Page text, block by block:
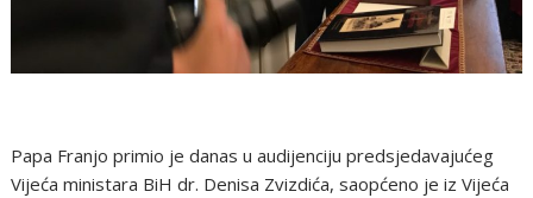
Papa Franjo primio je danas u audijenciju predsjedavajućeg
Vijeća ministara BiH dr. Denisa Zvizdića, saopćeno je iz Vijeća